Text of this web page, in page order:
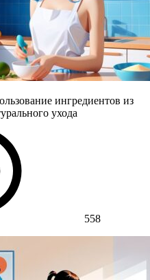
ингредиентов из
ухода
558